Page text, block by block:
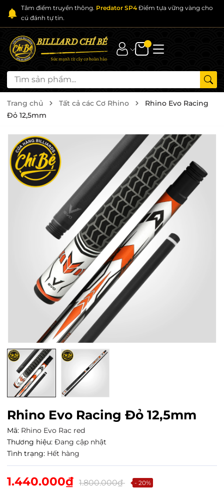
Tâm điểm truyền thông. Predator SP4 Điểm tựa vững vàng cho
cú đánh tự tin.
Trang chủ Tất cả các Cơ Rhino
Rhino Evo Racing
Đỏ 12,5mm
Rhino Evo Racing Đỏ 12,5mm
Mã: Rhino Evo Rac red
Thương hiệu: Đang cập nhật
Tình trạng: Hết hàng
1.440.000₫ 1.800.000₫ - 20%